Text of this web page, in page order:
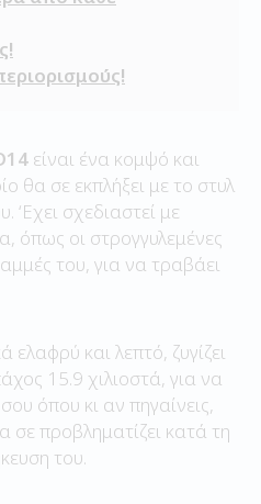
14 είναι ένα κομψό και
θα σε εκπλήξει με το στυλ
‘Εχει σχεδιαστεί με
όπως οι στρογγυλεμένες
του, για να τραβάει
ελαφρύ και λεπτό, ζυγίζει
15.9 χιλιοστά, για να
όπου κι αν πηγαίνεις,
σε προβληματίζει κατά τη
του.